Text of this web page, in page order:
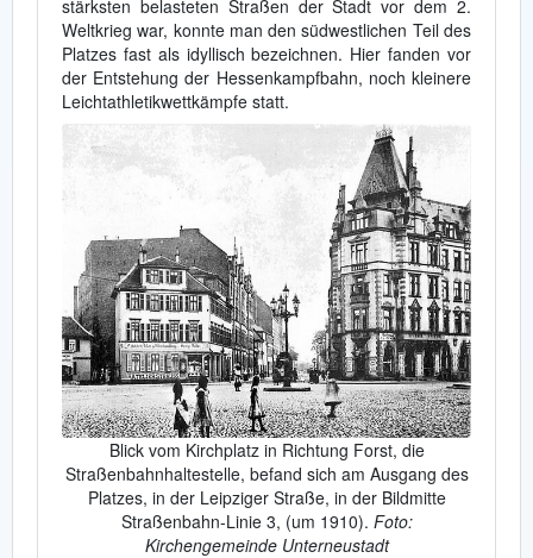
stärksten belasteten Straßen der Stadt vor dem 2.
Weltkrieg war, konnte man den südwestlichen Teil des
Platzes fast als idyllisch bezeichnen. Hier fanden vor
der Entstehung der Hessenkampfbahn, noch kleinere
Leichtathletikwettkämpfe statt.
Blick vom Kirchplatz in Richtung Forst, die
Straßenbahnhaltestelle, befand sich am Ausgang des
Platzes, in der Leipziger Straße, in der Bildmitte
Straßenbahn-Linie 3, (um 1910). Foto:
Kirchengemeinde Unterneustadt